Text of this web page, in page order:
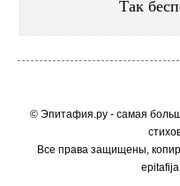
Так
© Эпитафия.ру - самая
Все права защищены,